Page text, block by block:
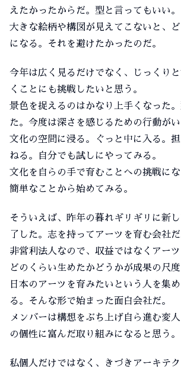
えたかったからだ。型と言ってもいい。
大きな絵柄や構図が見えてこないと、
になる。それを避けたかったのだ。
今年は広く見るだけでなく、じっくり
くことにも挑戦したいと思う。
景色を捉えるのはかなり上手くなった
た。今度は深さを感じるための行動がい
文化の空間に浸る。ぐっと中に入る。
ねる。自分でも試しにやってみる。
文化を自らの手で育むことへの挑戦にな
簡単なことから始めてみる。
そういえば、昨年の暮れギリギリに新
了した。志を持ってアーツを育む会社だ
非営利法人なので、収益ではなくアー
どのくらい生めたかどうかが成果の尺度
日本のアーツを育みたいという人を集
る。そんな形で始まった面白会社だ。
メンバーは構想をぶち上げ自ら進む変
の個性に富んだ取り組みになると思う。
私個人だけではなく、きづきアーキテ